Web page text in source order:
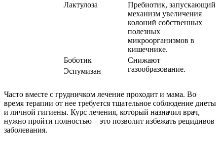
Лактулоза
Пребиотик, запускающий
механизм увеличения
колоний собственных
полезных
микроорганизмов в
кишечнике.
Боботик
Снижают
газообразование.
Эспумизан
Часто вместе с грудничком лечение проходит и мама. Во
время терапии от нее требуется тщательное соблюдение диеты
и личной гигиены. Курс лечения, который назначил врач,
нужно пройти полностью – это позволит избежать рецидивов
заболевания.